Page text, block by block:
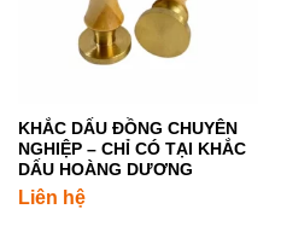
KHẮC DẤU ĐỒNG CHUYÊN
NGHIỆP – CHỈ CÓ TẠI KHẮC
DẤU HOÀNG DƯƠNG
Liên hệ